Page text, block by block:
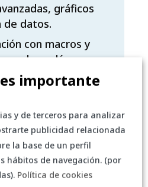
gráficos
de datos.
con macros y
volúmenes
o
importante
y de terceros para analizar
publicidad relacionada
la base de un perfil
hábitos de navegación. (por
Política de cookies